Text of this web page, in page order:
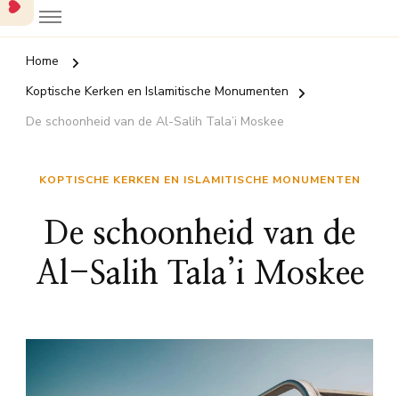
Home
Koptische Kerken en Islamitische Monumenten
De schoonheid van de Al-Salih Tala’i Moskee
KOPTISCHE KERKEN EN ISLAMITISCHE MONUMENTEN
De schoonheid van de
Al-Salih Tala’i Moskee